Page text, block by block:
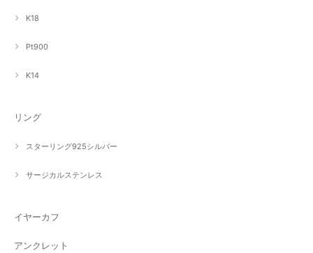
K18
Pt900
K14
リング
スターリング925シルバー
サージカルステンレス
イヤーカフ
アンクレット